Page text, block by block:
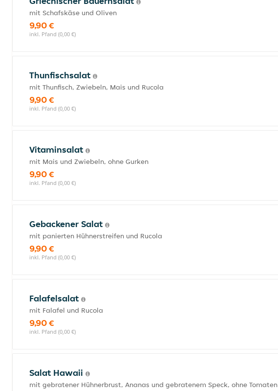
mit Schafskäse und Oliven
9,90 €
inkl. Pfand (0,00 €)
Thunfischsalat
mit Thunfisch, Zwiebeln, Mais und Rucola
9,90 €
inkl. Pfand (0,00 €)
Vitaminsalat
mit Mais und Zwiebeln, ohne Gurken
9,90 €
inkl. Pfand (0,00 €)
Gebackener Salat
mit panierten Hühnerstreifen und Rucola
9,90 €
inkl. Pfand (0,00 €)
Falafelsalat
mit Falafel und Rucola
9,90 €
inkl. Pfand (0,00 €)
Salat Hawaii
mit gebratener Hühnerbrust, Ananas und gebratenem Speck, ohne Tomaten